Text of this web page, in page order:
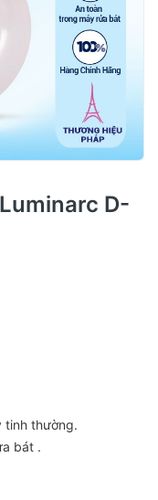
D-
tinh thường.
bát .